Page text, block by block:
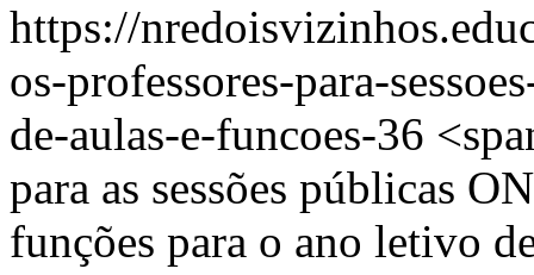
https://
os-professores-para-
de-aulas-e-funcoes-36
para as sessões públicas
funções para o ano letivo